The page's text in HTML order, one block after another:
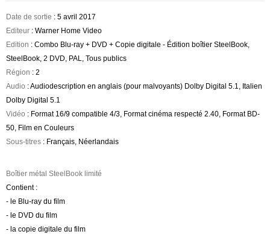
Date de sortie : 5 avril 2017
Editeur : Warner Home Video
Edition : Combo Blu-ray + DVD + Copie digitale - Édition boîtier SteelBook,
SteelBook, 2 DVD, PAL, Tous publics
Région : 2
Audio : Audiodescription en anglais (pour malvoyants) Dolby Digital 5.1, Italien
Dolby Digital 5.1
Vidéo : Format 16/9 compatible 4/3, Format cinéma respecté 2.40, Format BD-
50, Film en Couleurs
Sous-titres : Français, Néerlandais
Boîtier métal SteelBook limité
Contient :
- le Blu-ray du film
- le DVD du film
- la copie digitale du film